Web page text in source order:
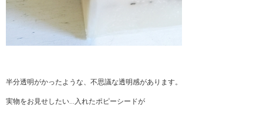
半分透明がかったような、不思議な透明感があります。
実物をお見せしたい…入れたポピーシードが